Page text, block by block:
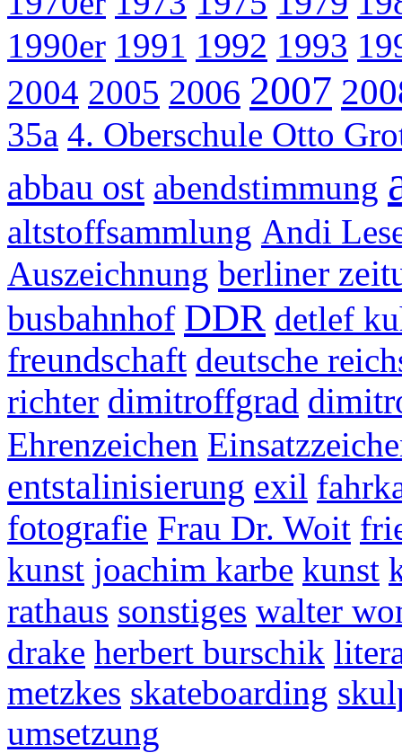
1990er 1991 1992 1993
2004 2005 2006 2007
35a 4. Oberschule Otto
abbau ost abendstimmung
altstoffsammlung Andi
Auszeichnung berliner
busbahnhof DDR detlef
freundschaft deutsche
richter dimitroffgrad
Ehrenzeichen
entstalinisierung exil
fotografie Frau Dr. Woit
kunst joachim karbe kunst
rathaus sonstiges walter
drake herbert burschik
metzkes skateboarding
umsetzung